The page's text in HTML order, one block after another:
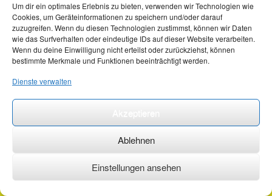
Um dir ein optimales Erlebnis zu bieten, verwenden wir Technologien wie
Cookies, um Geräteinformationen zu speichern und/oder darauf
zuzugreifen. Wenn du diesen Technologien zustimmst, können wir Daten
wie das Surfverhalten oder eindeutige IDs auf dieser Website verarbeiten.
Wenn du deine Einwilligung nicht erteilst oder zurückziehst, können
bestimmte Merkmale und Funktionen beeinträchtigt werden.
Dienste verwalten
Ablehnen
Einstellungen ansehen
©2026 ·erstehilfekurs-mauch.de ·AGB ·Datenschutzerklärung ·Impressum ·